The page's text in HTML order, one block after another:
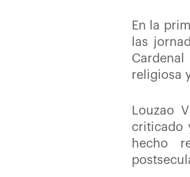
En la
las
religiosa
Louzao
criticado
hecho